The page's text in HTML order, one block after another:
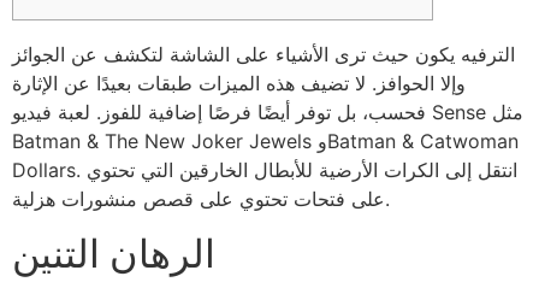
الترفيه يكون حيث ترى الأشياء على الشاشة لتكشف عن الجوائز
وإلا الحوافز. لا تضيف هذه الميزات طبقات بعيدًا عن الإثارة
فحسب، بل توفر أيضًا فرصًا إضافية للفوز. لعبة فيديو Sense مثل
Batman & The New Joker Jewels وBatman & Catwoman
Dollars. انتقل إلى الكرات الأرضية للأبطال الخارقين التي تحتوي
على فتحات تحتوي على قصص منشورات هزلية.
الرهان التنين